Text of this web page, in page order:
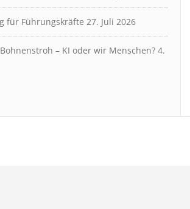
für Führungskräfte 27. Juli 2026
– KI oder wir Menschen? 4.